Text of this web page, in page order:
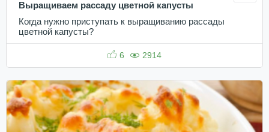
Выращиваем рассаду цветной капусты
Когда нужно приступать к выращиванию рассады
цветной капусты?
6 2914